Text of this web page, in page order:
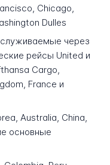
Chicago,
Dulles
через
рейсы United и
Cargo,
France и
Australia, China,
основные